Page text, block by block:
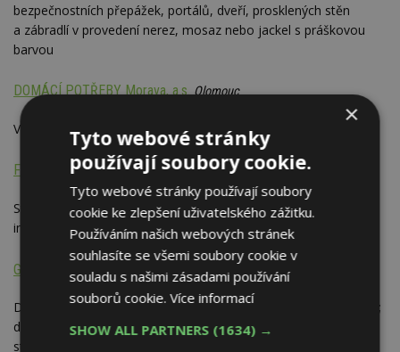
bezpečnostních přepážek, portálů, dveří, prosklených stěn
a zábradlí v provedení nerez, mosaz nebo jackel s práškovou
barvou
DOMÁCÍ POTŘEBY Morava, a.s. Olomouc
Velkoobchod a maloobchod s domácími potřebami
Furalmont s.r.o. Mladá Boleslav
Stavební činnost - sádrokartonové konstrukce (stropy, příčky,
interiéry); inženýrská a projektová činnost
GAMAC, spol. s r.o. Praha
Design, výroba a montáž halogenových osvětlovacích systémů;
design a vybavení interiérů, osvětlení, nábytek, židle; realizace
staveb
×
Tyto webové stránky
používají soubory cookie.
Tyto webové stránky používají soubory
cookie ke zlepšení uživatelského zážitku.
Používáním našich webových stránek
souhlasíte se všemi soubory cookie v
souladu s našimi zásadami používání
souborů cookie.Více informací
SHOW ALL PARTNERS (1634) →